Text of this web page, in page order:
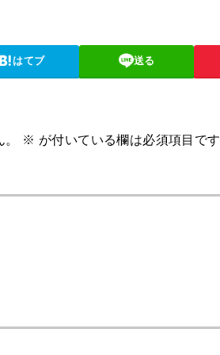
はてブ 送る
※ が付いている欄は必須項目です